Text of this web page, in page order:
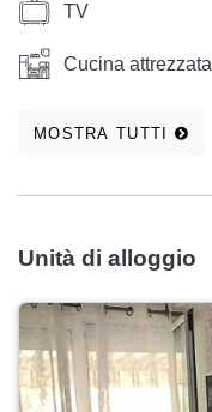
TV
Cucina attrezzata
MOSTRA TUTTI
Unità di alloggio